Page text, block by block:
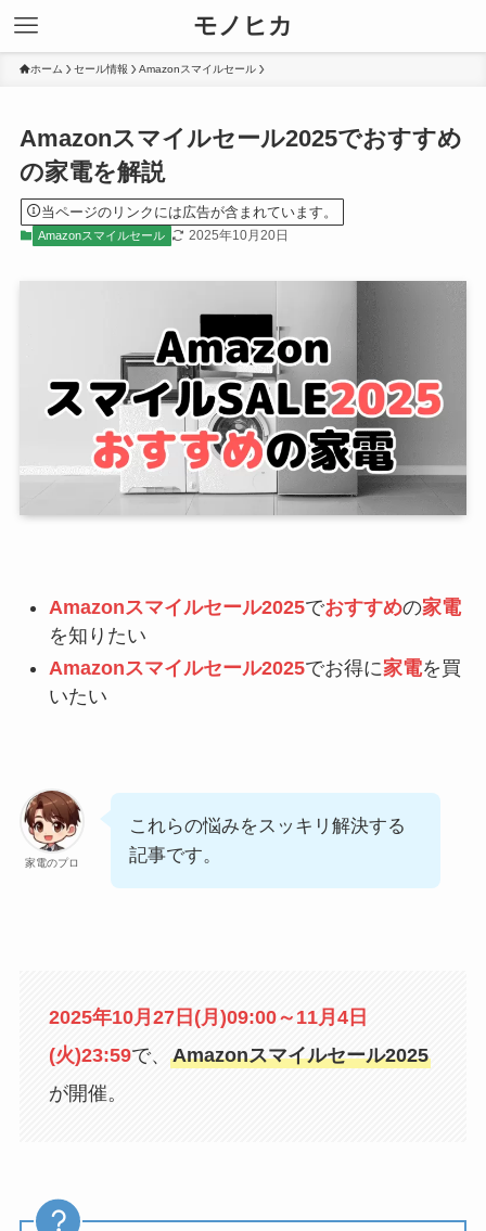
モノヒカ
ホーム セール情報 Amazonスマイルセール
Amazonスマイルセール2025でおすすめ
の家電を解説
当ページのリンクには広告が含まれています。
Amazonスマイルセール 2025年10月20日
Amazonスマイルセール2025でおすすめの家電
を知りたい
Amazonスマイルセール2025でお得に家電を買
いたい
家電のプロ
これらの悩みをスッキリ解決する
記事です。
2025年10月27日(月)09:00～11月4日
(火)23:59で、 Amazonスマイルセール2025
が開催。